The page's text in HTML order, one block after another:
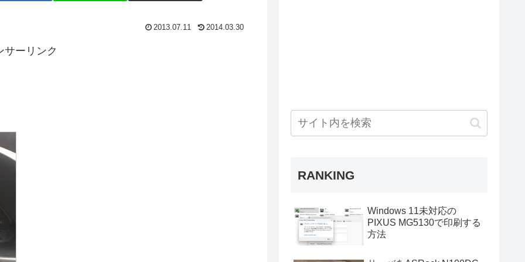
2013.07.11 2014.03.30
サーリンク
RANKING
Windows 11未対応の
PIXUS MG5130で印刷する
方法